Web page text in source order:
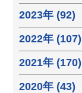
2023年 (92)
2022年 (107)
2021年 (170)
2020年 (43)